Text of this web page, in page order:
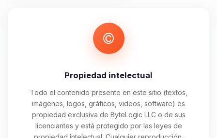
Propiedad intelectual
Todo el contenido presente en este sitio (textos,
imágenes, logos, gráficos, videos, software) es
propiedad exclusiva de ByteLogic LLC o de sus
licenciantes y está protegido por las leyes de